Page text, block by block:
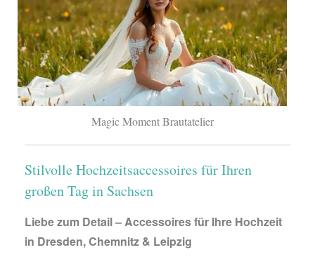
Magic Moment Brautatelier
Stilvolle Hochzeitsaccessoires für Ihren
großen Tag in Sachsen
Liebe zum Detail – Accessoires für Ihre Hochzeit
in Dresden, Chemnitz & Leipzig